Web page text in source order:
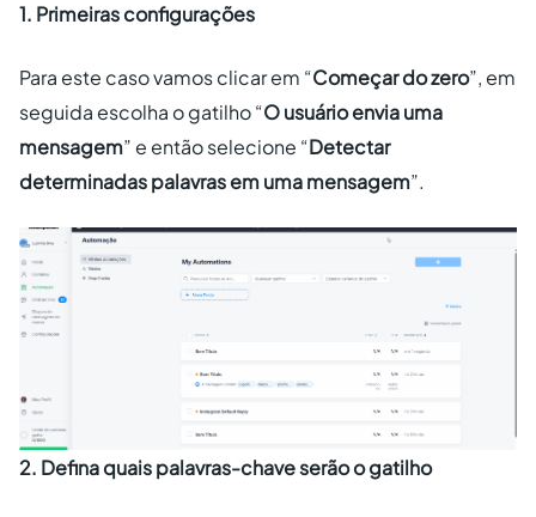
1. Primeiras configurações
Para este caso vamos clicar em “Começar do zero”, em
seguida escolha o gatilho “O usuário envia uma
mensagem” e então selecione “Detectar
determinadas palavras em uma mensagem”.
2. Defina quais palavras-chave serão o gatilho